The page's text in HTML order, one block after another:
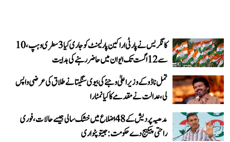
کانگریس نے پارٹی اراکین پارلیمنٹ کو جاری کیا 3 سطری وہپ، 10
سے 12 اگست تک ایوان میں حاضر رہنے کی ہدایت
تمل ناڈو کے وزیر اعلیٰ وجئے کی بیوی سنگیتا نے طلاق کی عرضی واپس
لی، عدالت نے مقدمے کا کیا نمٹارا
مدھیہ پردیش کے 48 اضلاع میں خشک سالی جیسے حالات، فوری
راحتی پیکیج دے حکومت: جیتو پٹواری